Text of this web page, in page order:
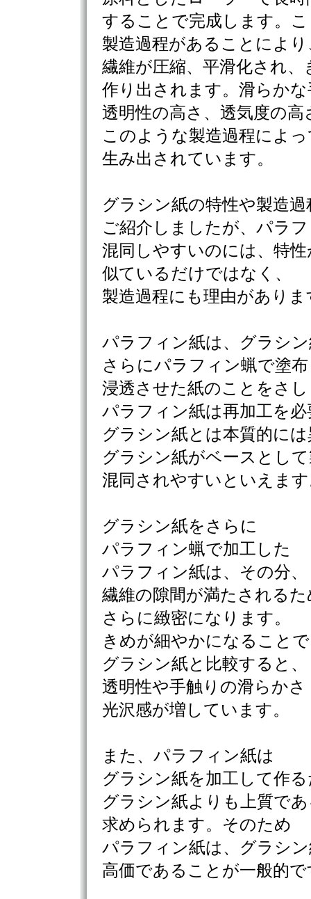
することで完成します。
製造過程があることにより
繊維が圧縮、平滑化され
作り出されます。滑らか
透明性の高さ、透気度の高
このような製造過程によっ
生み出されています。
グラシン紙の特性や製造
ご紹介しましたが、パラ
混同しやすいのには、特性
似ているだけではなく、
製造過程にも理由がありま
パラフィン紙は、グラシ
さらにパラフィン蝋で塗
浸透させた紙のことをさ
パラフィン紙は再加工を
グラシン紙とは本質的に
グラシン紙がベースとし
混同されやすいといえま
グラシン紙をさらに
パラフィン蝋で加工した
パラフィン紙は、その分、
繊維の隙間が満たされるた
さらに緻密になります。
きめが細やかになること
グラシン紙と比較すると、
透明性や手触りの滑らかさ
光沢感が増しています。
また、パラフィン紙は
グラシン紙を加工して作
グラシン紙よりも上質で
求められます。そのため
パラフィン紙は、グラシ
高価であることが一般的で